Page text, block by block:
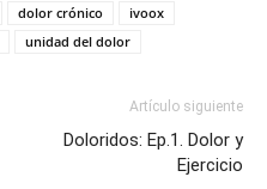
dolor crónico
ivoox
unidad del dolor
Artículo siguiente
Doloridos: Ep.1. Dolor y
Ejercicio